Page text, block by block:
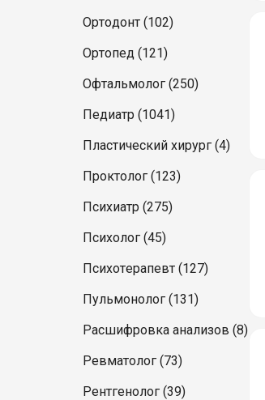
Ортодонт (102)
Ортопед (121)
Офтальмолог (250)
Педиатр (1041)
Пластический хирург (4)
Проктолог (123)
Психиатр (275)
Психолог (45)
Психотерапевт (127)
Пульмонолог (131)
Расшифровка анализов (8)
Ревматолог (73)
Рентгенолог (39)